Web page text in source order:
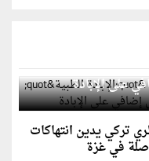
"الإبادة الطبية"
على الإبادة
تركي يدين انتهاكات
في غزة